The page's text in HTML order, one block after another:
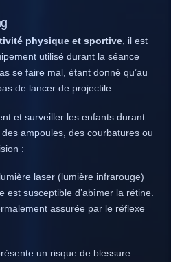
physique et sportive, il est
utilisé durant la séance
se faire mal, étant donné qu’au
de lancer de projectile.
et surveiller les enfants durant
ampoules, des courbatures ou
:
laser (lumière infrarouge)
est susceptible d’abîmer la rétine.
assurée par le réflexe
un risque de blessure